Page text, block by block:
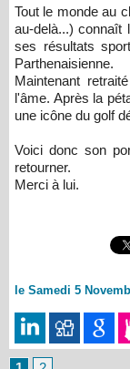
Tout le monde au
au-delà...) connaît
ses résultats
Parthenaisienne.
Maintenant
l'âme. Après la
une icône du golf
Voici donc son
retourner.
Merci à lui.
le Samedi 5